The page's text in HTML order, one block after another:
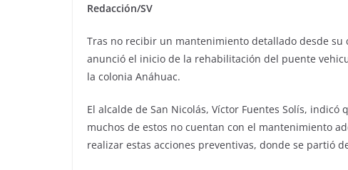
Redacción/SV
Tras no recibir un mantenimiento detallado desde su
anunció el inicio de la rehabilitación del puente
la colonia Anáhuac.
El alcalde de San Nicolás, Víctor Fuentes Solís,
muchos de estos no cuentan con el mantenimiento
realizar estas acciones preventivas, donde se partió